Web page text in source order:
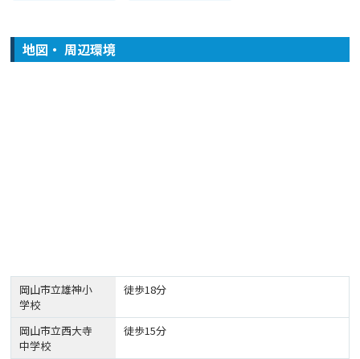
地図・ 周辺環境
岡山市立雄神小
学校
徒歩18分
岡山市立西大寺
中学校
徒歩15分